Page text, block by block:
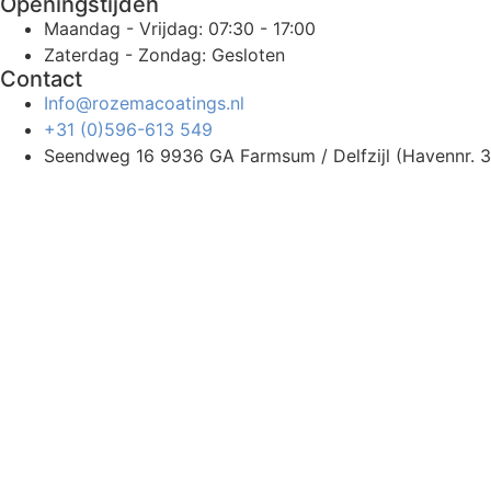
Maandag - Vrijdag: 07:30 - 17:00
Zaterdag - Zondag: Gesloten
Contact
Info@rozemacoatings.nl
+31 (0)596-613 549
Seendweg 16 9936 GA Farmsum / Delfzijl (Havennr.